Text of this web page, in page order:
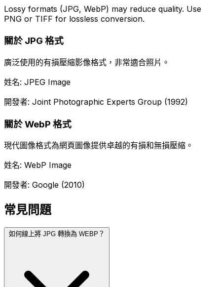
Lossy formats (JPG, WebP) may reduce quality. Use
PNG or TIFF for lossless conversion.
關於 JPG 格式
廣泛使用的有損壓縮影像格式，非常適合照片。
姓名: JPEG Image
開發者: Joint Photographic Experts Group (1992)
關於 WebP 格式
現代圖像格式為網頁圖像提供卓越的有損和無損壓縮。
姓名: WebP Image
開發者: Google (2010)
常見問題
如何線上將 JPG 轉換為 WEBP？